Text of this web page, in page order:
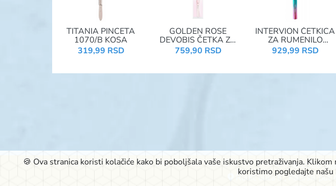
TITANIA PINCETA
1070/B KOSA
319,99 RSD
GOLDEN ROSE
DEVOBIS ČETKA ZA
PUDER
759,90 RSD
INTERVION ČETKICA
ZA RUMENILO
SILVER 415458
929,99 RSD
© 2026
Rudić ulica 6,Pačirski put
🍪 Ova stranica koristi kolačiće kako bi poboljšala vaše iskustvo pretraživanja.
koristimo pogledajte